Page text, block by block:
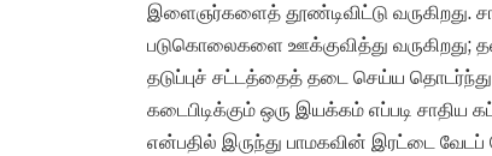
இளைஞர்களைத் தூண்டிவிட்டு வருகிறது.
படுகொலைகளை ஊக்குவித்து
தடுப்புச் சட்டத்தைத் தடை செய்ய தொடர்ந்து
கடைபிடிக்கும் ஒரு இயக்கம் எப்படி சாதிய
என்பதில் இருந்து பாமகவின் இரட்டை